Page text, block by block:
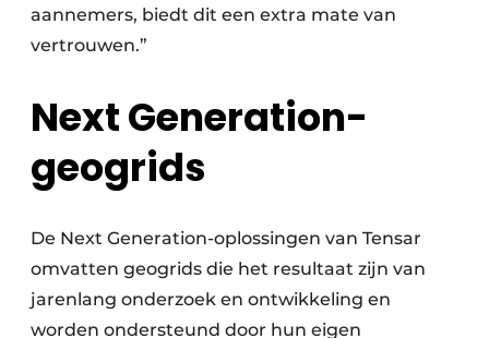
aannemers, biedt dit een extra mate van
vertrouwen.”
Next Generation-
geogrids
De Next Generation-oplossingen van Tensar
omvatten geogrids die het resultaat zijn van
jarenlang onderzoek en ontwikkeling en
worden ondersteund door hun eigen